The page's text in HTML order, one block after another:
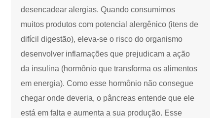
desencadear alergias. Quando consumimos
muitos produtos com potencial alergênico (itens de
difícil digestão), eleva-se o risco do organismo
desenvolver inflamações que prejudicam a ação
da insulina (hormônio que transforma os alimentos
em energia). Como esse hormônio não consegue
chegar onde deveria, o pâncreas entende que ele
está em falta e aumenta a sua produção. Esse